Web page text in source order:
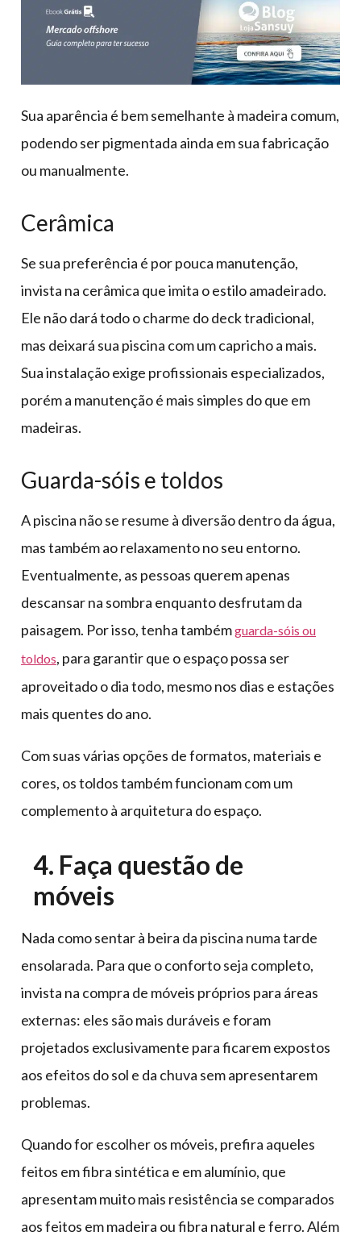
Sua aparência é bem semelhante à madeira comum,
podendo ser pigmentada ainda em sua fabricação
ou manualmente.
Cerâmica
Se sua preferência é por pouca manutenção,
invista na cerâmica que imita o estilo amadeirado.
Ele não dará todo o charme do deck tradicional,
mas deixará sua piscina com um capricho a mais.
Sua instalação exige profissionais especializados,
porém a manutenção é mais simples do que em
madeiras.
Guarda-sóis e toldos
A piscina não se resume à diversão dentro da água,
mas também ao relaxamento no seu entorno.
Eventualmente, as pessoas querem apenas
descansar na sombra enquanto desfrutam da
paisagem. Por isso, tenha tambémguarda-sóis ou
toldos, para garantir que o espaço possa ser
aproveitado o dia todo, mesmo nos dias e estações
mais quentes do ano.
Com suas várias opções de formatos, materiais e
cores, os toldos também funcionam com um
complemento à arquitetura do espaço.
4. Faça questão de
móveis
Nada como sentar à beira da piscina numa tarde
ensolarada. Para que o conforto seja completo,
invista na compra de móveis próprios para áreas
externas: eles são mais duráveis e foram
projetados exclusivamente para ficarem expostos
aos efeitos do sol e da chuva sem apresentarem
problemas.
Quando for escolher os móveis, prefira aqueles
feitos em fibra sintética e em alumínio, que
apresentam muito mais resistência se comparados
aos feitos em madeira ou fibra natural e ferro. Além